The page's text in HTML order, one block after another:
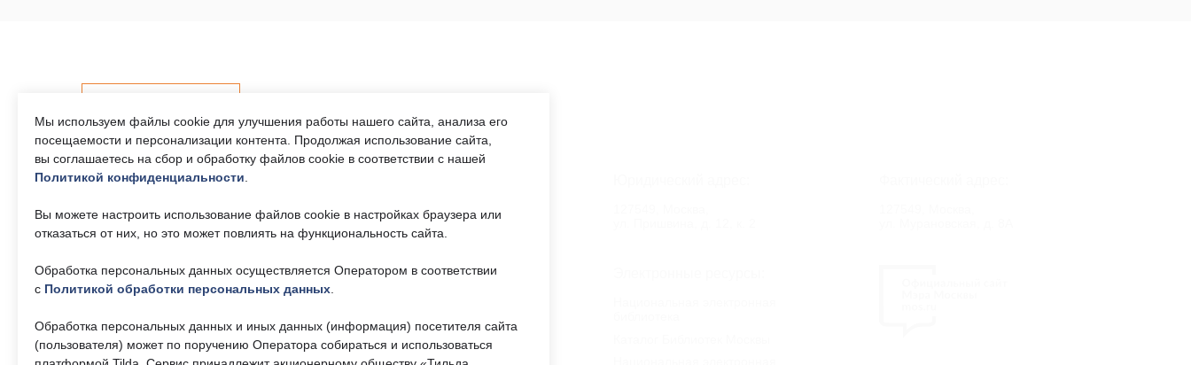
Телефон единого
8 (495) 161-00-40
okc-
svao@svao.mos.ru
Почта:
Пн-Пт 9:00 —
17:30, обед 12:00
— 13:00
Об учреждении:
Документы
Мы используем файлы cookie для улучшения работы нашего сайта, анализа его
посещаемости и персонализации контента. Продолжая использование сайта,
вы соглашаетесь на сбор и обработку файлов cookie в соответствии с нашей
Политикой конфиденциальности.
Вы можете настроить использование файлов cookie в настройках браузера или
отказаться от них, но это может повлиять на функциональность сайта.
Обработка персональных данных осуществляется Оператором в соответствии
с Политикой обработки персональных данных.
Обработка персональных данных и иных данных (информация) посетителя сайта
(пользователя) может по поручению Оператора собираться и использоваться